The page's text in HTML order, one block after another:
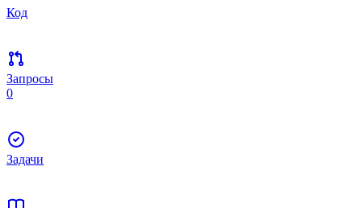
Код
Запросы
0
Задачи